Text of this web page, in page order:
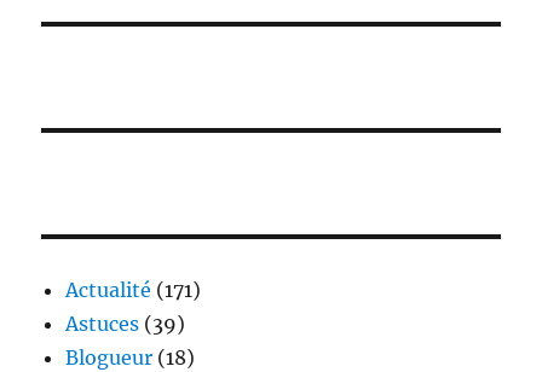
Actualité (171)
Astuces (39)
Blogueur (18)